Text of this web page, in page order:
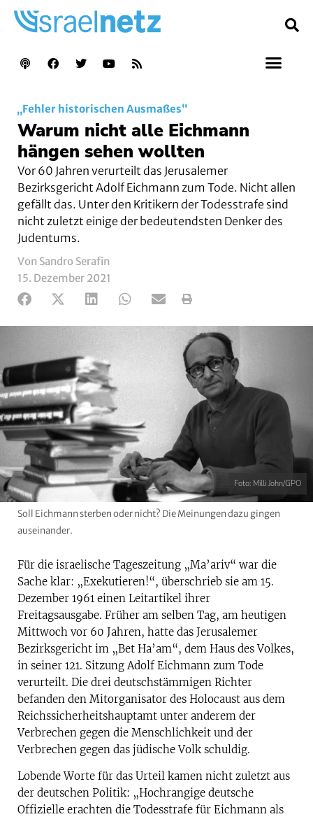
„Fehler historischen Ausmaßes“
Warum nicht alle Eichmann
hängen sehen wollten
Vor 60 Jahren verurteilt das Jerusalemer
Bezirksgericht Adolf Eichmann zum Tode. Nicht allen
gefällt das. Unter den Kritikern der Todesstrafe sind
nicht zuletzt einige der bedeutendsten Denker des
Judentums.
Von Sandro Serafin
15. Dezember 2021
Foto: Milli John/GPO
Soll Eichmann sterben oder nicht? Die Meinungen dazu gingen
auseinander.
Für die israelische Tageszeitung „Ma’ariv“ war die
Sache klar: „Exekutieren!“, überschrieb sie am 15.
Dezember 1961 einen Leitartikel ihrer
Freitagsausgabe. Früher am selben Tag, am heutigen
Mittwoch vor 60 Jahren, hatte das Jerusalemer
Bezirksgericht im „Bet Ha’am“, dem Haus des Volkes,
in seiner 121. Sitzung Adolf Eichmann zum Tode
verurteilt. Die drei deutschstämmigen Richter
befanden den Mitorganisator des Holocaust aus dem
Reichssicherheitshauptamt unter anderem der
Verbrechen gegen die Menschlichkeit und der
Verbrechen gegen das jüdische Volk schuldig.
Lobende Worte für das Urteil kamen nicht zuletzt aus
der deutschen Politik: „Hochrangige deutsche
Offizielle erachten die Todesstrafe für Eichmann als